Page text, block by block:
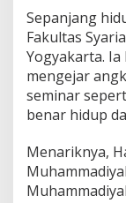
Sepanjang
Fakultas
Yogyakarta.
mengejar
seminar
benar hidup
Menariknya,